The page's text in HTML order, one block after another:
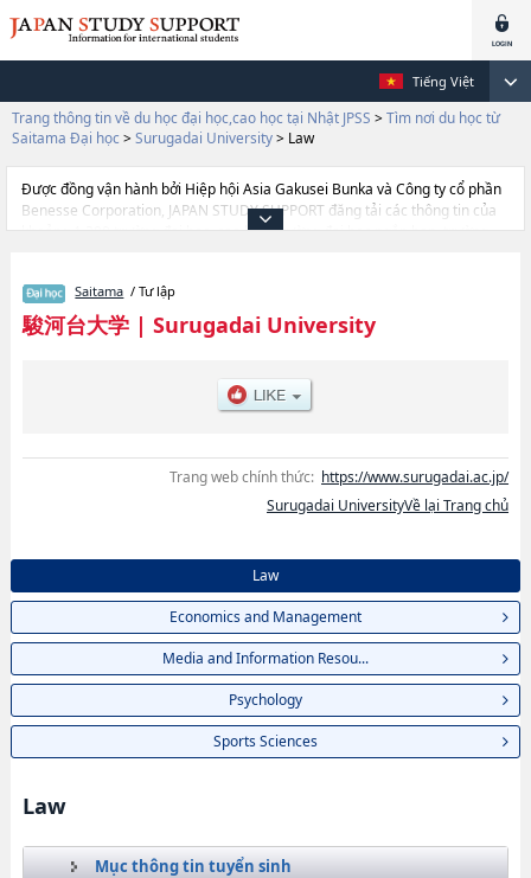
Tiếng Việt
Trang thông tin về du học đại học,cao học tại Nhật JPSS > Tìm nơi du học từ
Saitama Đại học > Surugadai University> Law
Được đồng vận hành bởi Hiệp hội Asia Gakusei Bunka và Công ty cổ phần
Benesse Corporation, JAPAN STUDY SUPPORT đăng tải các thông tin của
khoảng 1.300 trường đại học, cao học, trường đại học ngắn hạn, trường
cần thiết dành cho du học sinh, như là về các Ngành LawhoặcNgành
Economics and ManagementhoặcNgành Media and Information
ResourceshoặcNgành PsychologyhoặcNgành Sports Sciences, thông tin
sinh, số lượng trúng tuyển, cở sở trang thiết bị, hướng dẫn địa điểm v.v...
Saitama / Tư lập
駿河台大学| Surugadai University
Trang web chính thức: https://www.surugadai.ac.jp/
Surugadai UniversityVề lại Trang chủ
Law
Economics and Management
Media and Information Resou...
Psychology
Sports Sciences
Law
Mục thông tin tuyển sinh